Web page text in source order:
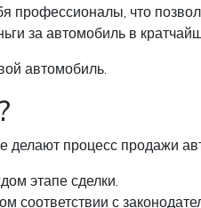
что
за автомобиль в
автомобиль.
делают процесс продажи
этапе сделки.
соответствии с